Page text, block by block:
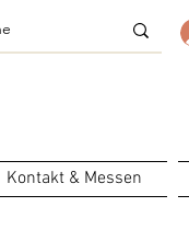
Kontakt & Messen